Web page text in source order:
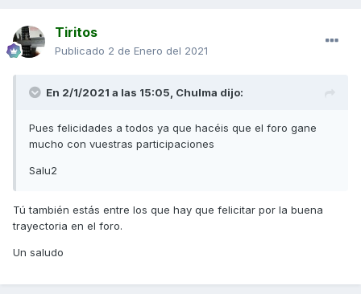
Tiritos
Publicado 2 de Enero del 2021
En 2/1/2021 a las 15:05, Chulma dijo:
Pues felicidades a todos ya que hacéis que el foro gane
mucho con vuestras participaciones
Salu2
Tú también estás entre los que hay que felicitar por la buena
trayectoria en el foro.
Un saludo